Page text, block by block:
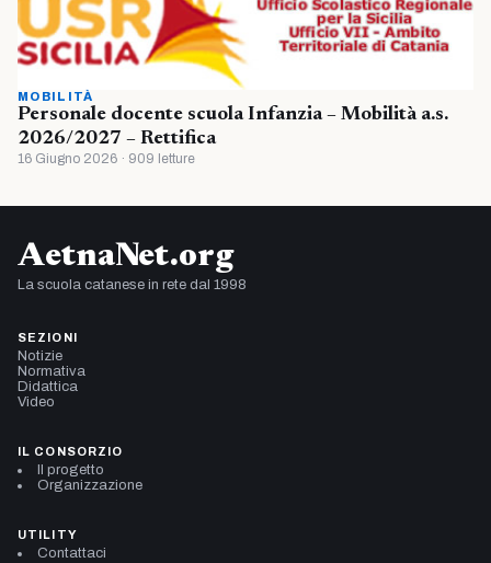
MOBILITÀ
Personale docente scuola Infanzia – Mobilità a.s.
2026/2027 – Rettifica
16 Giugno 2026 · 909 letture
AetnaNet.org
La scuola catanese in rete dal 1998
SEZIONI
Notizie
Normativa
Didattica
Video
IL CONSORZIO
Il progetto
Organizzazione
UTILITY
Contattaci